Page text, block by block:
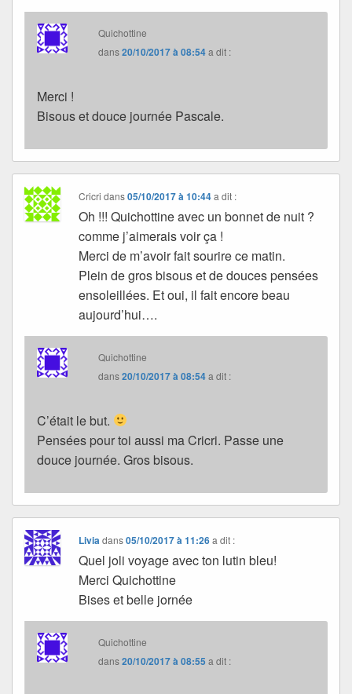
Quichottine
dans20/10/2017 à 08:54a dit :
Merci !
Bisous et douce journée Pascale.
Cricri dans05/10/2017 à 10:44 a dit :
Oh !!! Quichottine avec un bonnet de nuit ?
comme j’aimerais voir ça !
Merci de m’avoir fait sourire ce matin.
Plein de gros bisous et de douces pensées
ensoleillées. Et oui, il fait encore beau
aujourd’hui….
Quichottine
dans20/10/2017 à 08:54a dit :
C’était le but.
Pensées pour toi aussi ma Cricri. Passe une
douce journée. Gros bisous.
Livia dans05/10/2017 à 11:26 a dit :
Quel joli voyage avec ton lutin bleu!
Merci Quichottine
Bises et belle jornée
Quichottine
dans20/10/2017 à 08:55 a dit :